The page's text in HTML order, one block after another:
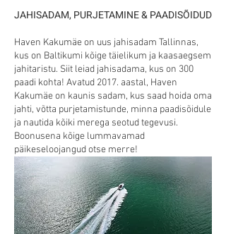
JAHISADAM, PURJETAMINE & PAADISÕIDUD
Haven Kakumäe on uus jahisadam Tallinnas,
kus on Baltikumi kõige täielikum ja kaasaegsem
jahitaristu. Siit leiad jahisadama, kus on 300
paadi kohta! Avatud 2017. aastal, Haven
Kakumäe on kaunis sadam, kus saad hoida oma
jahti, võtta purjetamistunde, minna paadisõidule
ja nautida kõiki merega seotud tegevusi.
Boonusena kõige lummavamad
päikeseloojangud otse merre!